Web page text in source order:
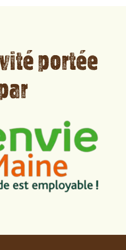
portée